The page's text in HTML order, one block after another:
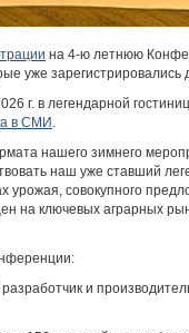
на 4-ю летнюю
уже
г. в легендарной
в СМИ .
нашего зимнего
наш уже ставший
урожая, совокупного
на ключевых аграрных
и